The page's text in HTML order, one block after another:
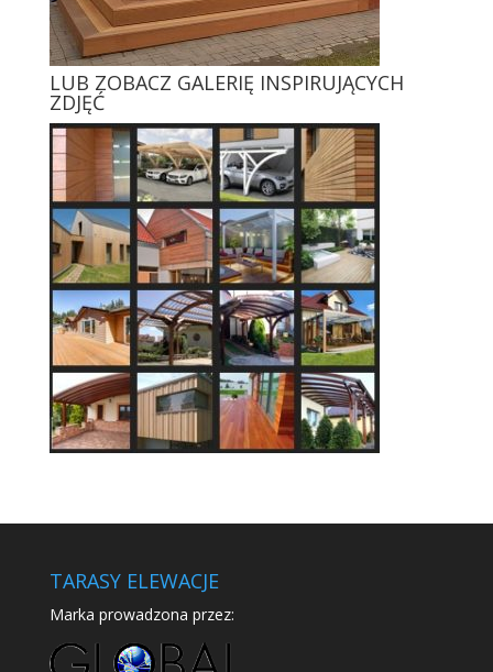
LUB ZOBACZ GALERIĘ INSPIRUJĄCYCH
ZDJĘĆ
TARASY ELEWACJE
Marka prowadzona przez: